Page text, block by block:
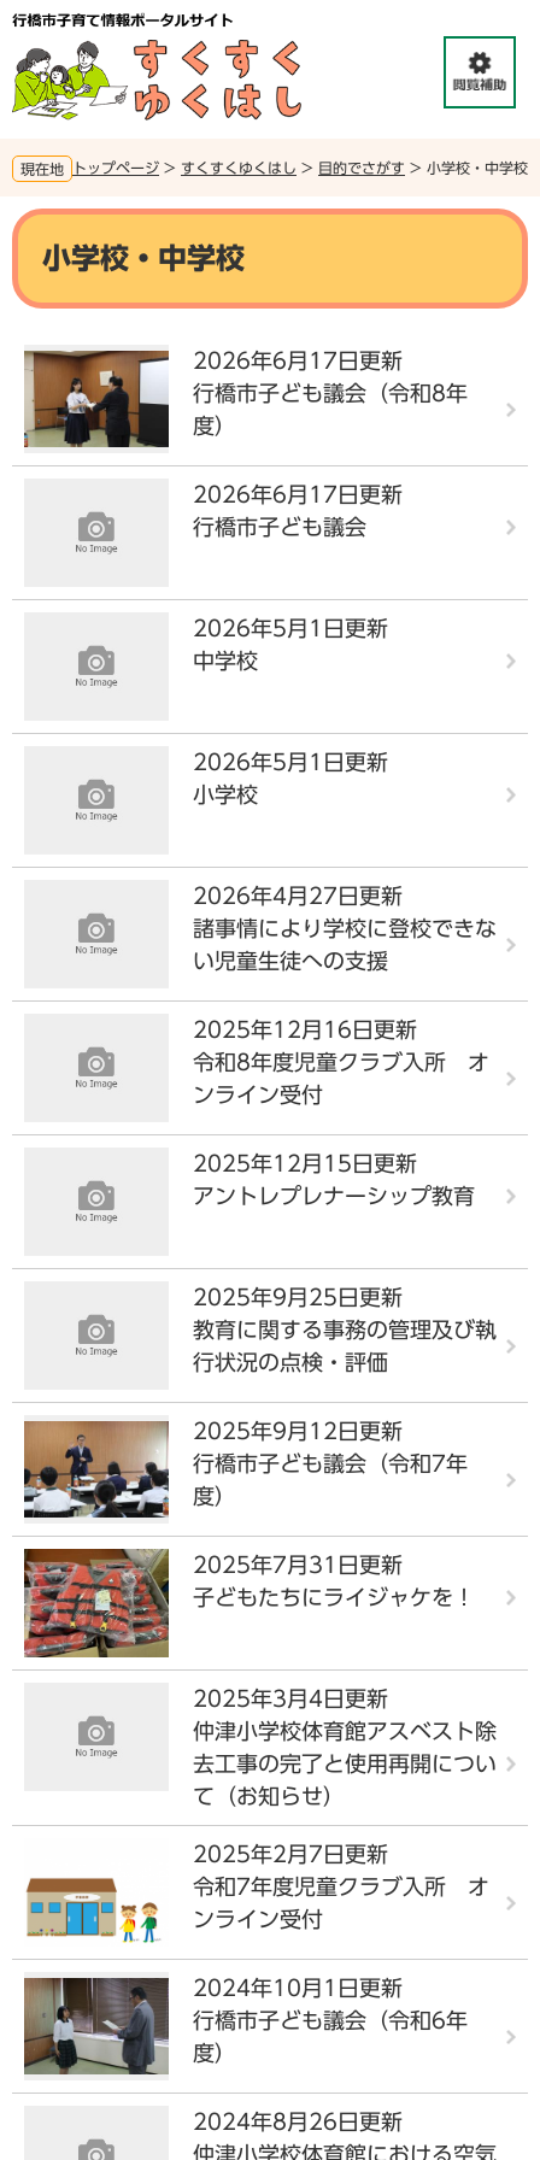
ペ
ジ
の
先
で
メ
ュ
ー
を
ば
本
へ
現在地 トップページ > すくすくゆくはし > 目的でさがす > 小学校・中学校
本
小学校・中学校
2026年6月17日更新
行橋市子ども議会（令和8年
度）
2026年6月17日更新
行橋市子ども議会
2026年5月1日更新
中学校
2026年5月1日更新
小学校
2026年4月27日更新
諸事情により学校に登校できな
い児童生徒への支援
2025年12月16日更新
令和8年度児童クラブ入所 オ
ンライン受付
2025年12月15日更新
アントレプレナーシップ教育
2025年9月25日更新
教育に関する事務の管理及び執
行状況の点検・評価
2025年9月12日更新
行橋市子ども議会（令和7年
度）
2025年7月31日更新
子どもたちにライジャケを！
2025年3月4日更新
仲津小学校体育館アスベスト除
去工事の完了と使用再開につい
て（お知らせ）
2025年2月7日更新
令和7年度児童クラブ入所 オ
ンライン受付
2024年10月1日更新
行橋市子ども議会（令和6年
度）
2024年8月26日更新
仲津小学校体育館における空気